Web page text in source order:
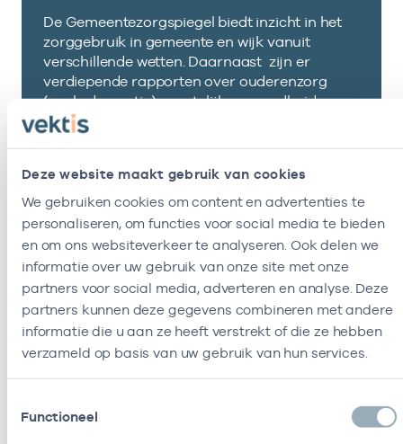
Deze website maakt gebruik van cookies
We gebruiken cookies om content en advertenties te
personaliseren, om functies voor social media te bieden
en om ons websiteverkeer te analyseren. Ook delen we
informatie over uw gebruik van onze site met onze
partners voor social media, adverteren en analyse. Deze
partners kunnen deze gegevens combineren met andere
informatie die u aan ze heeft verstrekt of die ze hebben
verzameld op basis van uw gebruik van hun services.
Functioneel
De Gemeentezorgspiegel biedt inzicht in het
zorggebruik in gemeente en wijk vanuit
verschillende wetten. Daarnaast zijn er
verdiepende rapporten over ouderenzorg
(zoals dementie), geestelijke gezondheidszorg,
welzijn en preventie.
kunnen maken van de dashboards in de
Gemeentezorgspiegel maar is jouw gemeente
nog niet aangesloten neem dan contact met
ons op viaGemeentezorgspiegel@vektis.nl.
Is jouw gemeente al aangesloten maar zou je
graag wat meer uitleg willen ontvangen over
het gebruik van de dasboards dan is het
mogelijk om jezelf aanmelden voor één van
onze bijeenkomsten via onze website
www.vektis.nl/gemeentezorgspiegel.